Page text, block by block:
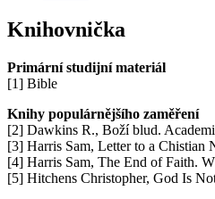
Knihovnička
Primární studijní materiál
[1] Bible
Knihy populárnějšího zaměření
[2] Dawkins R., Boží blud.
[3] Harris Sam, Letter to a Chistian
[4] Harris Sam, The End of Faith.
[5] Hitchens Christopher, God Is